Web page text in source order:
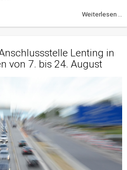
Weiterlesen ...
Lenting in
von 7. bis 24. August